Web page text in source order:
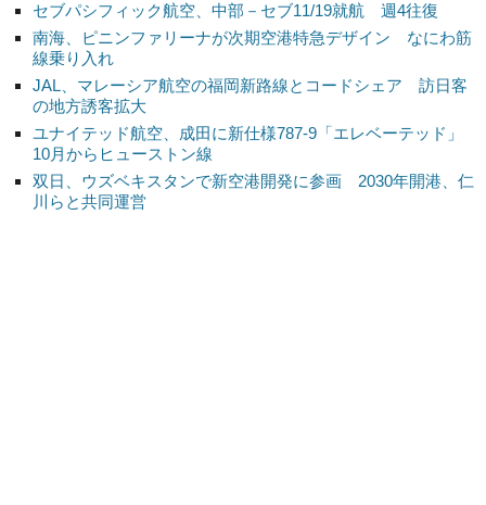
セブパシフィック航空、中部－セブ11/19就航 週4往復
南海、ピニンファリーナが次期空港特急デザイン なにわ筋
線乗り入れ
JAL、マレーシア航空の福岡新路線とコードシェア 訪日客
の地方誘客拡大
ユナイテッド航空、成田に新仕様787-9「エレベーテッド」
10月からヒューストン線
双日、ウズベキスタンで新空港開発に参画 2030年開港、仁
川らと共同運営